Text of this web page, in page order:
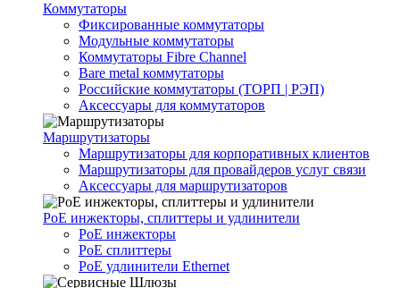
Коммутаторы
Фиксированные коммутаторы
Модульные коммутаторы
Коммутаторы Fibre Channel
Bare metal коммутаторы
Российские коммутаторы (ТОРП | РЭП)
Аксессуары для коммутаторов
Маршрутизаторы
Маршрутизаторы для корпоративных клиентов
Маршрутизаторы для провайдеров услуг связи
Аксессуары для маршрутизаторов
PoE инжекторы, сплиттеры и удлинители
PoE инжекторы
PoE сплиттеры
PoE удлинители Ethernet